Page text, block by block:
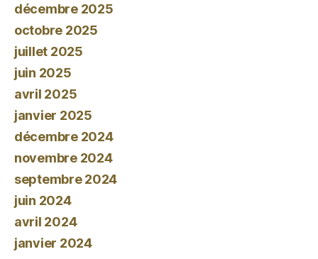
décembre 2025
octobre 2025
juillet 2025
juin 2025
avril 2025
janvier 2025
décembre 2024
novembre 2024
septembre 2024
juin 2024
avril 2024
janvier 2024